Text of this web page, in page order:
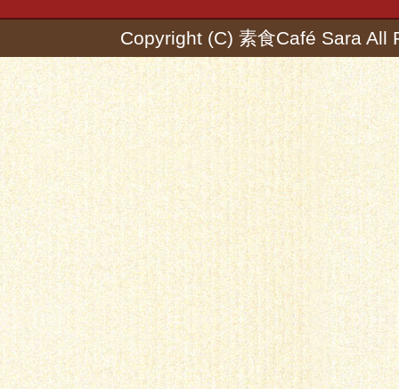
Copyright (C) 素食Café Sara All